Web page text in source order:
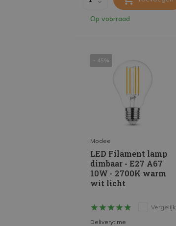
Op voorraad
- 45%
Modee
LED Filament lamp
dimbaar - E27 A67
10W - 2700K warm
wit licht
Vergelijk
Deliverytime